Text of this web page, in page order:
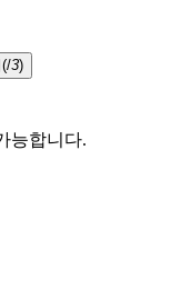
/3)
능합니다.